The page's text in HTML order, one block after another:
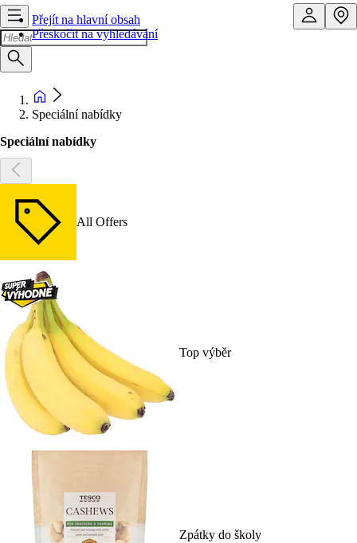
Přejít na hlavní obsah
Přeskočit na vyhledávání
Speciální nabídky
Speciální nabídky
All Offers
Top výběr
Zpátky do školy